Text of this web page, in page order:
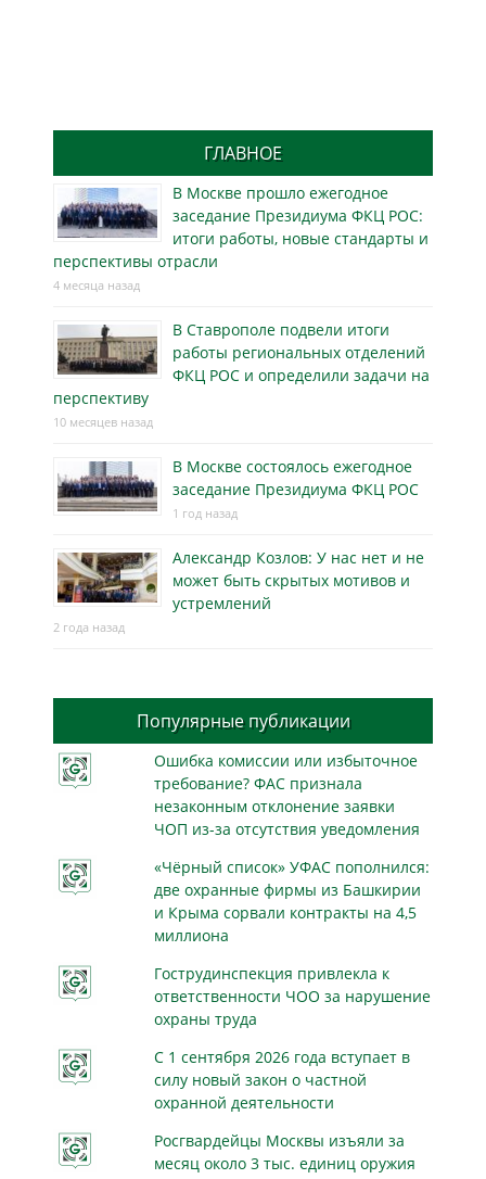
ГЛАВНОЕ
В Москве прошло ежегодное
заседание Президиума ФКЦ РОС:
итоги работы, новые стандарты и
перспективы отрасли
4 месяца назад
В Ставрополе подвели итоги
работы региональных отделений
ФКЦ РОС и определили задачи на
перспективу
10 месяцев назад
В Москве состоялось ежегодное
заседание Президиума ФКЦ РОС
1 год назад
Александр Козлов: У нас нет и не
может быть скрытых мотивов и
устремлений
2 года назад
Популярные публикации
Ошибка комиссии или избыточное
требование? ФАС признала
незаконным отклонение заявки
ЧОП из-за отсутствия уведомления
«Чёрный список» УФАС пополнился:
две охранные фирмы из Башкирии
и Крыма сорвали контракты на 4,5
миллиона
Гострудинспекция привлекла к
ответственности ЧОО за нарушение
охраны труда
С 1 сентября 2026 года вступает в
силу новый закон о частной
охранной деятельности
Росгвардейцы Москвы изъяли за
месяц около 3 тыс. единиц оружия